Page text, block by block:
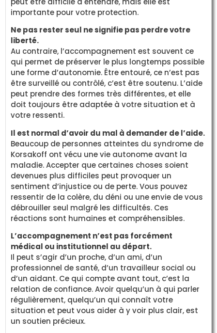
importante pour votre protection.
Ne pas rester seul ne signifie pas perdre votre
liberté.
Au contraire, l’accompagnement est souvent ce
qui permet de préserver le plus longtemps possible
une forme d’autonomie. Être entouré, ce n’est pas
être surveillé ou contrôlé, c’est être soutenu. L’aide
peut prendre des formes très différentes, et elle
doit toujours être adaptée à votre situation et à
votre ressenti.
Il est normal d’avoir du mal à demander de l’aide.
Beaucoup de personnes atteintes du syndrome de
Korsakoff ont vécu une vie autonome avant la
maladie. Accepter que certaines choses soient
devenues plus difficiles peut provoquer un
sentiment d’injustice ou de perte. Vous pouvez
ressentir de la colère, du déni ou une envie de vous
débrouiller seul malgré les difficultés. Ces
réactions sont humaines et compréhensibles.
L’accompagnement n’est pas forcément
médical ou institutionnel au départ.
Il peut s’agir d’un proche, d’un ami, d’un
professionnel de santé, d’un travailleur social ou
d’un aidant. Ce qui compte avant tout, c’est la
relation de confiance. Avoir quelqu’un à qui parler
régulièrement, quelqu’un qui connaît votre
situation et peut vous aider à y voir plus clair, est
un soutien précieux.